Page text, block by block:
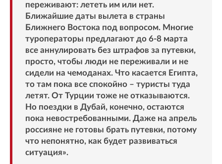
переживают: лететь им или нет.
Ближайшие даты вылета в страны
Ближнего Востока под вопросом. Многие
туроператоры предлагают до 6-8 марта
все аннулировать без штрафов за путевки,
просто, чтобы люди не переживали и не
сидели на чемоданах. Что касается Египта,
то там пока все спокойно – туристы туда
летят. От Турции тоже не отказываются.
Но поездки в Дубай, конечно, остаются
пока невостребованными. Даже на апрель
россияне не готовы брать путевки, потому
что непонятно, как будет развиваться
ситуация».